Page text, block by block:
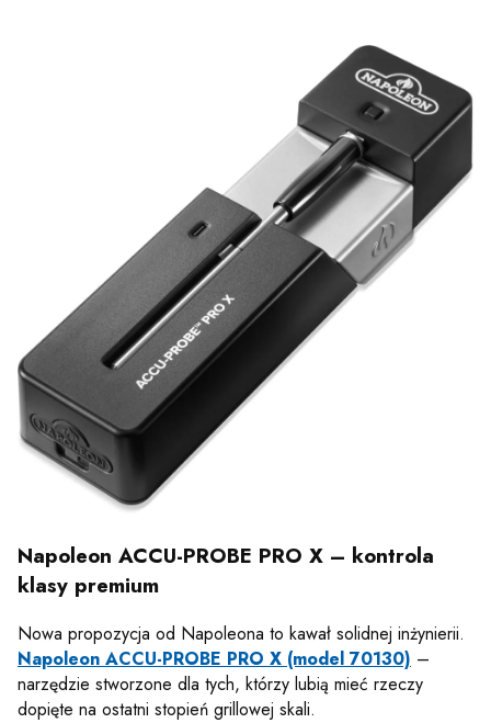
Napoleon ACCU-PROBE PRO X – kontrola
klasy premium
Nowa propozycja od Napoleona to kawał solidnej inżynierii.
Napoleon ACCU-PROBE PRO X (model 70130) –
narzędzie stworzone dla tych, którzy lubią mieć rzeczy
dopięte na ostatni stopień grillowej skali.